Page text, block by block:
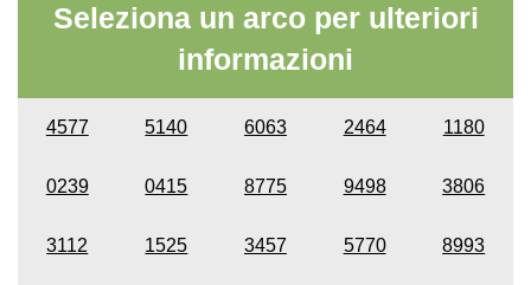
Seleziona un arco per ulteriori
informazioni
4577 5140 6063 2464 1180
0239 0415 8775 9498 3806
3112 1525 3457 5770 8993